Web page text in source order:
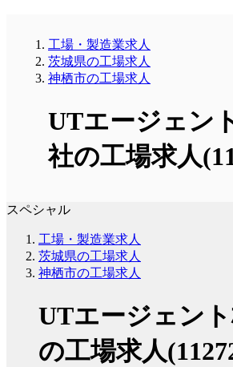
工場・製造業求人
茨城県の工場求人
神栖市の工場求人
UTエージェン
社の工場求人
スペシャル
工場・製造業求人
茨城県の工場求人
神栖市の工場求人
UTエージェン
の工場求人